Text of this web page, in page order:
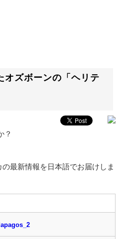
オズボーンの「ヘリテ
？
最新情報を日本語でお届けしま